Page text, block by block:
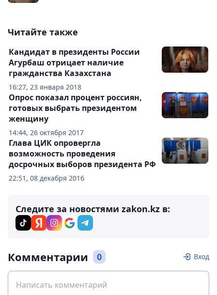
Читайте также
16:27, 23 января 2018
Кандидат в президенты России
Агурбаш отрицает наличие
гражданства Казахстана
14:44, 26 октября 2017
Опрос показал процент россиян,
готовых выбрать президентом
женщину
22:51, 08 декабря 2016
Глава ЦИК опровергла
возможность проведения
досрочных выборов президента РФ
Следите за новостями zakon.kz в:
Комментарии 0 Вход